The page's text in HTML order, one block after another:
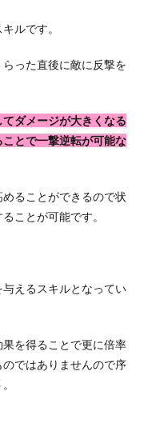
ルです。
った直後に敵に反撃を
ダメージが大きくなる
とで一撃逆転が可能な
ることができるので状
ことが可能です。
えるスキルとなってい
を得ることで更に倍率
ではありませんので序